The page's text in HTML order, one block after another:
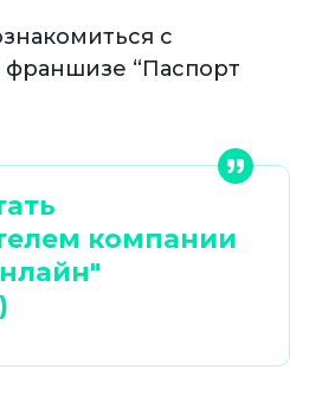
с
“Паспорт
компании